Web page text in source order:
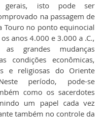
gerais, isto pode ser
na passagem de
Touro no ponto equinocial
anos 4.000 e 3.000 a .C.,
grandes mudanças
condições econômicas,
e religiosas do Oriente
período, pode-se
como os sacerdotes
um papel cada vez
também no controle da